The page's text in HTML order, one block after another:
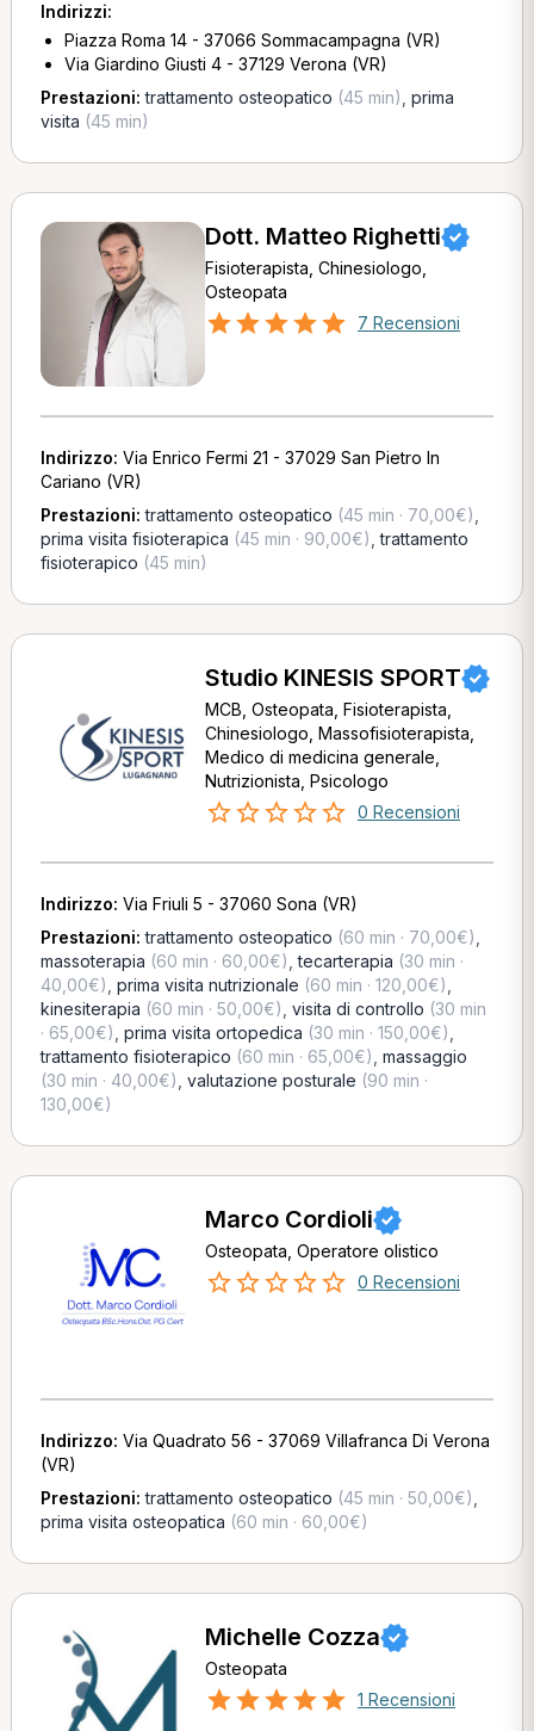
Indirizzi:
Piazza Roma 14 - 37066 Sommacampagna (VR)
Via Giardino Giusti 4 - 37129 Verona (VR)
Prestazioni:trattamento osteopatico (45 min) prima
visita (45 min)
Dott. Matteo Righetti
Fisioterapista, Chinesiologo,
Osteopata
7 Recensioni
Indirizzo: Via Enrico Fermi 21 - 37029 San Pietro In
Cariano (VR)
Prestazioni:trattamento osteopatico (45 min · 70,00€)
prima visita fisioterapica (45 min · 90,00€) ,trattamento
fisioterapico (45 min)
Studio KINESIS SPORT
MCB, Osteopata, Fisioterapista,
Chinesiologo, Massofisioterapista,
Medico di medicina generale,
Nutrizionista, Psicologo
0 Recensioni
Indirizzo: Via Friuli 5 - 37060 Sona (VR)
Prestazioni:trattamento osteopatico (60 min · 70,00€)
massoterapia (60 min · 60,00€) ,tecarterapia (30 min ·
40,00€) prima visita nutrizionale (60 min · 120,00€)
kinesiterapia (60 min · 50,00€) visita di controllo (30 min
· 65,00€) prima visita ortopedica (30 min · 150,00€)
trattamento fisioterapico (60 min · 65,00€) massaggio
(30 min · 40,00€) valutazione posturale (90 min ·
130,00€)
Marco Cordioli
Osteopata, Operatore olistico
0 Recensioni
Indirizzo: Via Quadrato 56 - 37069 Villafranca Di Verona
(VR)
Prestazioni:trattamento osteopatico (45 min · 50,00€)
prima visita osteopatica (60 min · 60,00€)
Michelle Cozza
Osteopata
1 Recensioni